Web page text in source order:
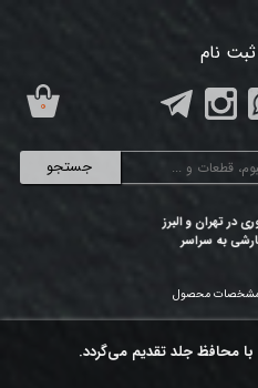
جستجو
ثبت نام
در تهران و البرز
به سراسر
۰
مشخصات محصول
محافظ جلد تقدیم می‌گردد.